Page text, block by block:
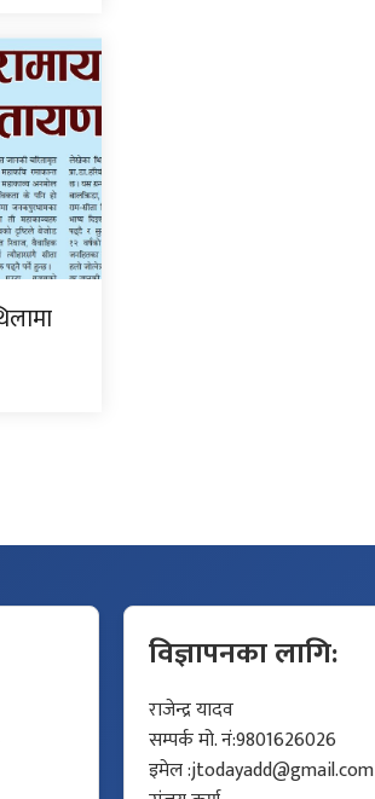
विज्ञापनका लागि:
राजेन्द्र यादव
सम्पर्क मो. नं:9801626026
इमेल :jtodayadd@gmail.com